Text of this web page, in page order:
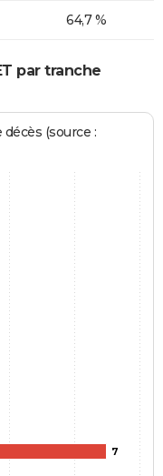
64,7 %
par tranche
(source :
7